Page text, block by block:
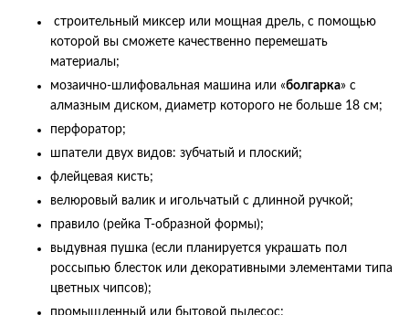
строительный миксер или мощная дрель, с помощью
которой вы сможете качественно перемешать
материалы;
мозаично-шлифовальная машина или «болгарка» с
алмазным диском, диаметр которого не больше 18 см;
перфоратор;
шпатели двух видов: зубчатый и плоский;
флейцевая кисть;
велюровый валик и игольчатый с длинной ручкой;
правило (рейка Т-образной формы);
выдувная пушка (если планируется украшать пол
россыпью блесток или декоративными элементами типа
цветных чипсов);
промышленный или бытовой пылесос;